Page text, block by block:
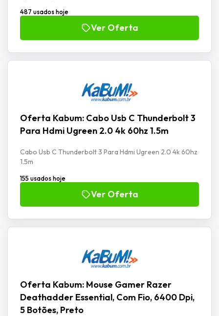
487 usados hoje
Ver Oferta
Oferta Kabum: Cabo Usb C Thunderbolt 3
Para Hdmi Ugreen 2.0 4k 60hz 1.5m
Cabo Usb C Thunderbolt 3 Para Hdmi Ugreen 2.0 4k 60hz
1.5m
155 usados hoje
Ver Oferta
Oferta Kabum: Mouse Gamer Razer
Deathadder Essential, Com Fio, 6400 Dpi,
5 Botões, Preto